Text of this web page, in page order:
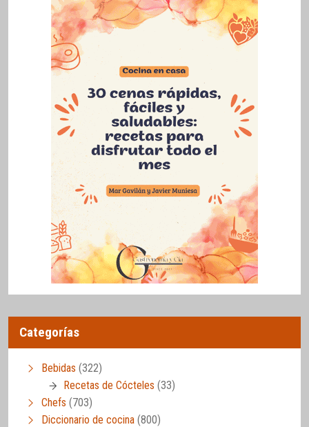
Categorías
Bebidas (322)
Recetas de Cócteles (33)
Chefs (703)
Diccionario de cocina (800)